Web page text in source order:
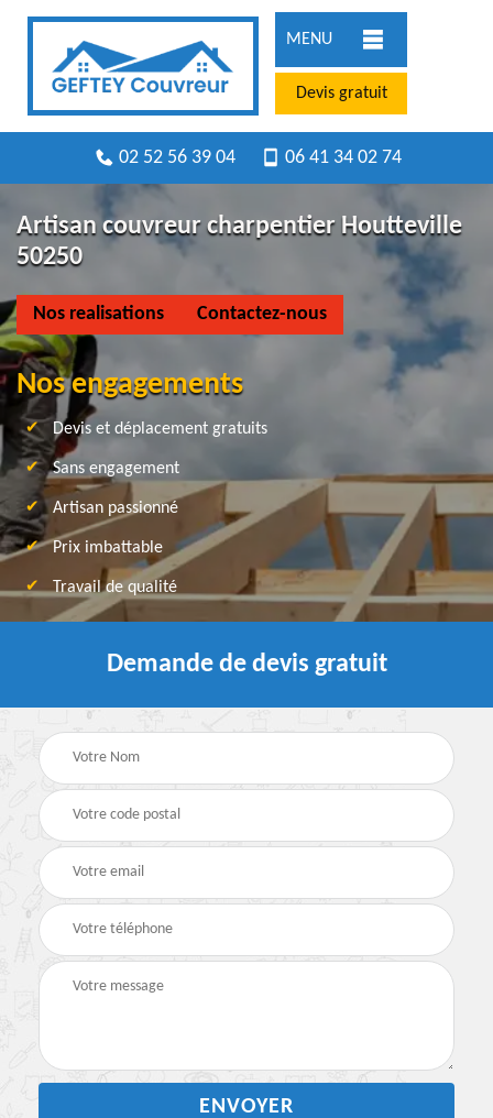
MENU
Devis gratuit
02 52 56 39 04 06 41 34 02 74
Artisan couvreur charpentier Houtteville
50250
Nos realisations Contactez-nous
Nos engagements
Devis et déplacement gratuits
Sans engagement
Artisan passionné
Prix imbattable
Travail de qualité
Demande de devis gratuit